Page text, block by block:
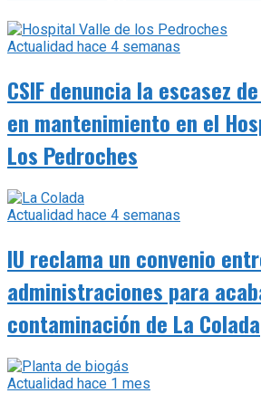
Actualidad hace 4 semanas
CSIF denuncia la escasez
en mantenimiento en el
Los Pedroches
Actualidad hace 4 semanas
IU reclama un convenio
administraciones para
contaminación de La Colada
Actualidad hace 1 mes